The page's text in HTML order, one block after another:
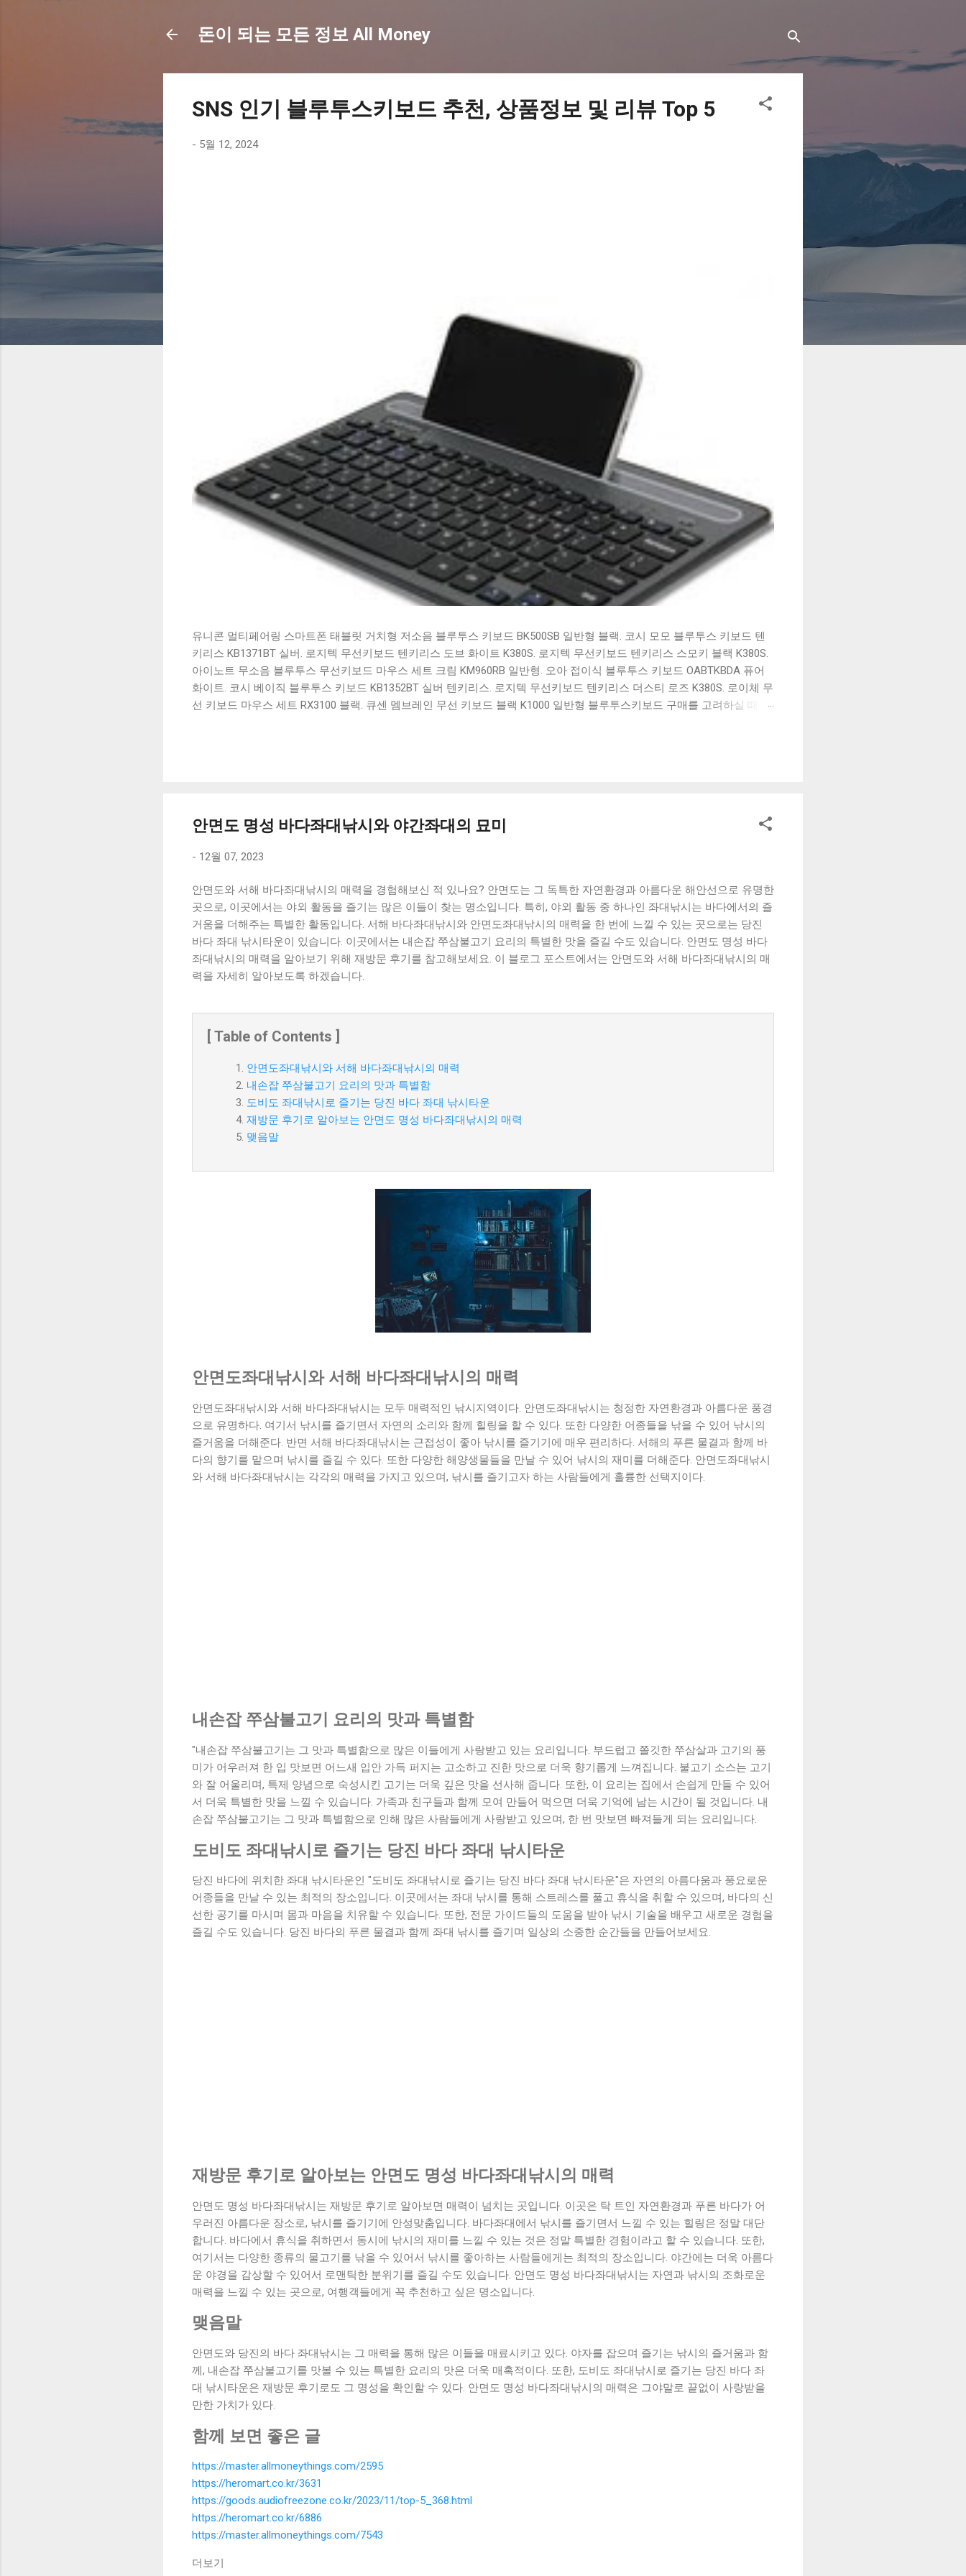
돈이 되는 모든 정보 All Money
SNS 인기 블루투스키보드 추천, 상품정보 및 리뷰 Top 5
- 5월 12, 2024
유니콘 멀티페어링 스마트폰 태블릿 거치형 저소음 블루투스 키보드 BK500SB 일반형 블랙. 코시 모모 블루투스 키보드 텐
키리스 KB1371BT 실버. 로지텍 무선키보드 텐키리스 도브 화이트 K380S. 로지텍 무선키보드 텐키리스 스모키 블랙 K380S.
아이노트 무소음 블루투스 무선키보드 마우스 세트 크림 KM960RB 일반형. 오아 접이식 블루투스 키보드 OABTKBDA 퓨어
화이트. 코시 베이직 블루투스 키보드 KB1352BT 실버 텐키리스. 로지텍 무선키보드 텐키리스 더스티 로즈 K380S. 로이체 무
선 키보드 마우스 세트 RX3100 블랙. 큐센 멤브레인 무선 키보드 블랙 K1000 일반형 블루투스키보드 구매를 고려하실 때, 추
안면도 명성 바다좌대낚시와 야간좌대의 묘미
- 12월 07, 2023
안면도와 서해 바다좌대낚시의 매력을 경험해보신 적 있나요? 안면도는 그 독특한 자연환경과 아름다운 해안선으로 유명한
곳으로, 이곳에서는 야외 활동을 즐기는 많은 이들이 찾는 명소입니다. 특히, 야외 활동 중 하나인 좌대낚시는 바다에서의 즐
거움을 더해주는 특별한 활동입니다. 서해 바다좌대낚시와 안면도좌대낚시의 매력을 한 번에 느낄 수 있는 곳으로는 당진
바다 좌대 낚시타운이 있습니다. 이곳에서는 내손잡 쭈삼불고기 요리의 특별한 맛을 즐길 수도 있습니다. 안면도 명성 바다
좌대낚시의 매력을 알아보기 위해 재방문 후기를 참고해보세요. 이 블로그 포스트에서는 안면도와 서해 바다좌대낚시의 매
력을 자세히 알아보도록 하겠습니다.
[ Table of Contents ]
안면도좌대낚시와 서해 바다좌대낚시의 매력
내손잡 쭈삼불고기 요리의 맛과 특별함
도비도 좌대낚시로 즐기는 당진 바다 좌대 낚시타운
재방문 후기로 알아보는 안면도 명성 바다좌대낚시의 매력
맺음말
안면도좌대낚시와 서해 바다좌대낚시의 매력
안면도좌대낚시와 서해 바다좌대낚시는 모두 매력적인 낚시지역이다. 안면도좌대낚시는 청정한 자연환경과 아름다운 풍경
으로 유명하다. 여기서 낚시를 즐기면서 자연의 소리와 함께 힐링을 할 수 있다. 또한 다양한 어종들을 낚을 수 있어 낚시의
즐거움을 더해준다. 반면 서해 바다좌대낚시는 근접성이 좋아 낚시를 즐기기에 매우 편리하다. 서해의 푸른 물결과 함께 바
다의 향기를 맡으며 낚시를 즐길 수 있다. 또한 다양한 해양생물들을 만날 수 있어 낚시의 재미를 더해준다. 안면도좌대낚시
와 서해 바다좌대낚시는 각각의 매력을 가지고 있으며, 낚시를 즐기고자 하는 사람들에게 훌륭한 선택지이다.
내손잡 쭈삼불고기 요리의 맛과 특별함
"내손잡 쭈삼불고기는 그 맛과 특별함으로 많은 이들에게 사랑받고 있는 요리입니다. 부드럽고 쫄깃한 쭈삼살과 고기의 풍
미가 어우러져 한 입 맛보면 어느새 입안 가득 퍼지는 고소하고 진한 맛으로 더욱 향기롭게 느껴집니다. 불고기 소스는 고기
와 잘 어울리며, 특제 양념으로 숙성시킨 고기는 더욱 깊은 맛을 선사해 줍니다. 또한, 이 요리는 집에서 손쉽게 만들 수 있어
서 더욱 특별한 맛을 느낄 수 있습니다. 가족과 친구들과 함께 모여 만들어 먹으면 더욱 기억에 남는 시간이 될 것입니다. 내
손잡 쭈삼불고기는 그 맛과 특별함으로 인해 많은 사람들에게 사랑받고 있으며, 한 번 맛보면 빠져들게 되는 요리입니다.
도비도 좌대낚시로 즐기는 당진 바다 좌대 낚시타운
당진 바다에 위치한 좌대 낚시타운인 "도비도 좌대낚시로 즐기는 당진 바다 좌대 낚시타운"은 자연의 아름다움과 풍요로운
어종들을 만날 수 있는 최적의 장소입니다. 이곳에서는 좌대 낚시를 통해 스트레스를 풀고 휴식을 취할 수 있으며, 바다의 신
선한 공기를 마시며 몸과 마음을 치유할 수 있습니다. 또한, 전문 가이드들의 도움을 받아 낚시 기술을 배우고 새로운 경험을
즐길 수도 있습니다. 당진 바다의 푸른 물결과 함께 좌대 낚시를 즐기며 일상의 소중한 순간들을 만들어보세요.
재방문 후기로 알아보는 안면도 명성 바다좌대낚시의 매력
안면도 명성 바다좌대낚시는 재방문 후기로 알아보면 매력이 넘치는 곳입니다. 이곳은 탁 트인 자연환경과 푸른 바다가 어
우러진 아름다운 장소로, 낚시를 즐기기에 안성맞춤입니다. 바다좌대에서 낚시를 즐기면서 느낄 수 있는 힐링은 정말 대단
합니다. 바다에서 휴식을 취하면서 동시에 낚시의 재미를 느낄 수 있는 것은 정말 특별한 경험이라고 할 수 있습니다. 또한,
여기서는 다양한 종류의 물고기를 낚을 수 있어서 낚시를 좋아하는 사람들에게는 최적의 장소입니다. 야간에는 더욱 아름다
운 야경을 감상할 수 있어서 로맨틱한 분위기를 즐길 수도 있습니다. 안면도 명성 바다좌대낚시는 자연과 낚시의 조화로운
매력을 느낄 수 있는 곳으로, 여행객들에게 꼭 추천하고 싶은 명소입니다.
맺음말
안면도와 당진의 바다 좌대낚시는 그 매력을 통해 많은 이들을 매료시키고 있다. 야자를 잡으며 즐기는 낚시의 즐거움과 함
께, 내손잡 쭈삼불고기를 맛볼 수 있는 특별한 요리의 맛은 더욱 매혹적이다. 또한, 도비도 좌대낚시로 즐기는 당진 바다 좌
대 낚시타운은 재방문 후기로도 그 명성을 확인할 수 있다. 안면도 명성 바다좌대낚시의 매력은 그야말로 끝없이 사랑받을
만한 가치가 있다.
함께 보면 좋은 글
https://master.allmoneythings.com/2595
https://heromart.co.kr/3631
https://goods.audiofreezone.co.kr/2023/11/top-5_368.html
https://heromart.co.kr/6886
https://master.allmoneythings.com/7543
더보기